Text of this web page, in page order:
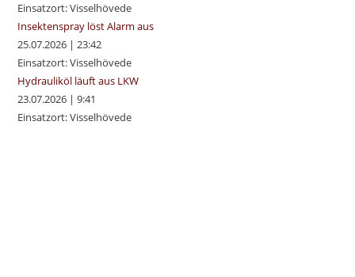
Einsatzort: Visselhövede
Insektenspray löst Alarm aus
25.07.2026 |23:42
Einsatzort: Visselhövede
Hydrauliköl läuft aus LKW
23.07.2026 |9:41
Einsatzort: Visselhövede